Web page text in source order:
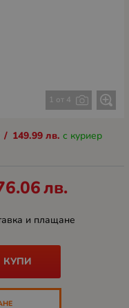
1 от 4
/ 149.99 лв. с куриер
лв.
и плащане
КУПИ